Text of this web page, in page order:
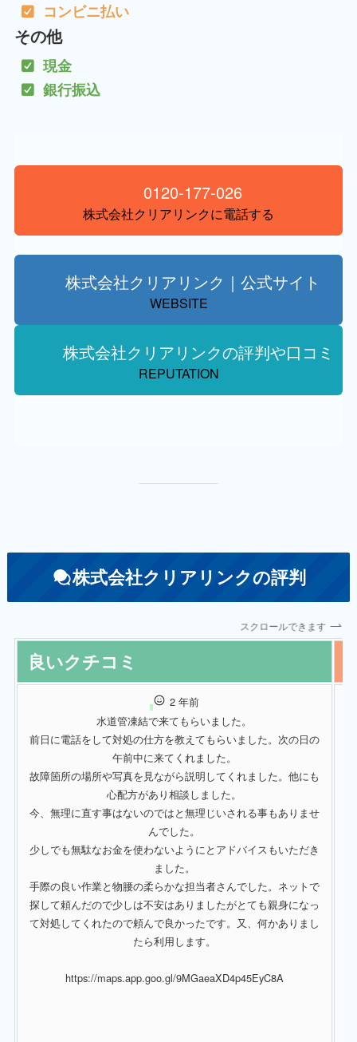
コンビニ払い
その他
現金
銀行振込
0120-177-026
株式会社クリアリンクに電話する
株式会社クリアリンク｜公式サイト
WEBSITE
株式会社クリアリンクの評判や口コミ
REPUTATION
株式会社クリアリンクの評判
スクロールできます
良いクチコミ
2 年前
水道管凍結で来てもらいました。
前日に電話をして対処の仕方を教えてもらいました。次の日の
午前中に来てくれました。
故障箇所の場所や写真を見ながら説明してくれました。他にも
心配方があり相談しました。
今、無理に直す事はないのではと無理じいされる事もありませ
んでした。
少しでも無駄なお金を使わないようにとアドバイスもいただき
ました。
手際の良い作業と物腰の柔らかな担当者さんでした。ネットで
探して頼んだので少しは不安はありましたがとても親身になっ
て対処してくれたので頼んで良かったです。又、何かありまし
たら利用します。
https://maps.app.goo.gl/9MGaeaXD4p45EyC8A